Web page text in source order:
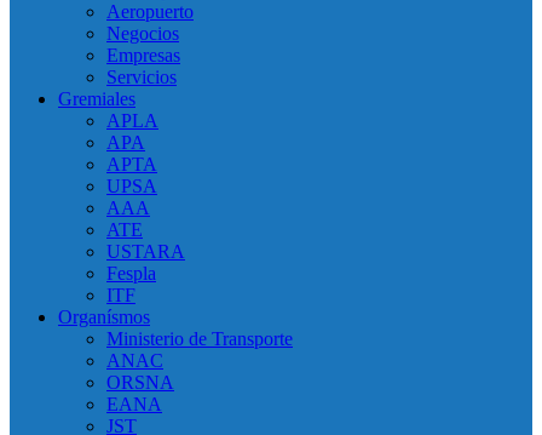
Aeropuerto
Negocios
Empresas
Servicios
Gremiales
APLA
APA
APTA
UPSA
AAA
ATE
USTARA
Fespla
ITF
Organísmos
Ministerio de Transporte
ANAC
ORSNA
EANA
JST